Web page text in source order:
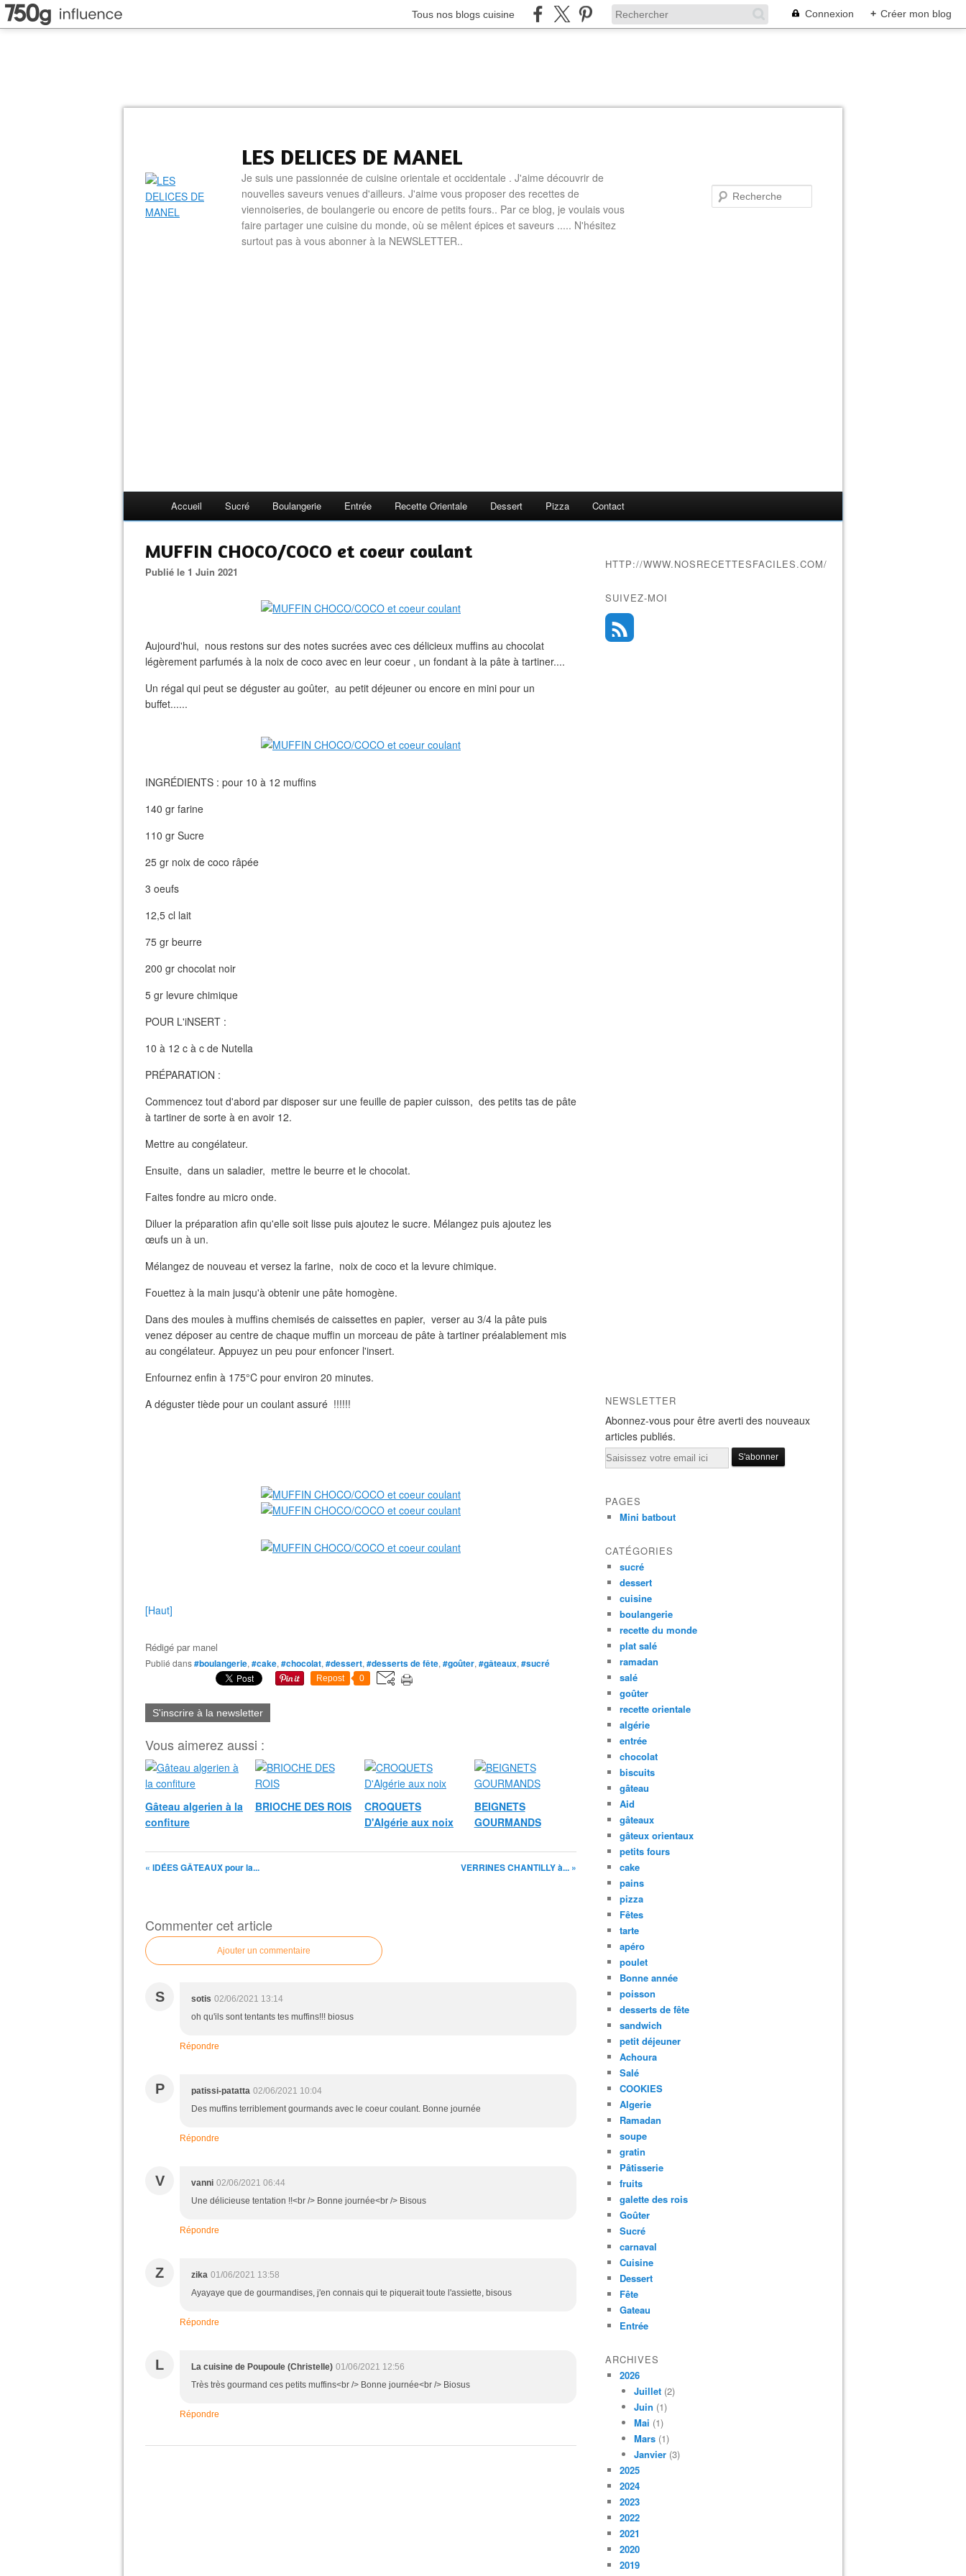
Tous nos blogs cuisine Connexion + Créer mon blog
LES DELICES DE MANEL
Je suis une passionnée de cuisine orientale et occidentale . J'aime découvrir de
nouvelles saveurs venues d'ailleurs. J'aime vous proposer des recettes de
viennoiseries, de boulangerie ou encore de petits fours.. Par ce blog, je voulais vous
faire partager une cuisine du monde, où se mêlent épices et saveurs ..... N'hésitez
surtout pas à vous abonner à la NEWSLETTER..
Accueil Sucré Boulangerie Entrée Recette Orientale Dessert Pizza Contact
MUFFIN CHOCO/COCO et coeur coulant
Publié le 1 Juin 2021
Aujourd'hui, nous restons sur des notes sucrées avec ces délicieux muffins au chocolat
légèrement parfumés à la noix de coco avec en leur coeur , un fondant à la pâte à tartiner....
Un régal qui peut se déguster au goûter, au petit déjeuner ou encore en mini pour un
buffet......
INGRÉDIENTS : pour 10 à 12 muffins
140 gr farine
110 gr Sucre
25 gr noix de coco râpée
3 oeufs
12,5 cl lait
75 gr beurre
200 gr chocolat noir
5 gr levure chimique
POUR L'iNSERT :
10 à 12 c à c de Nutella
PRÉPARATION :
Commencez tout d'abord par disposer sur une feuille de papier cuisson, des petits tas de pâte
à tartiner de sorte à en avoir 12.
Mettre au congélateur.
Ensuite, dans un saladier, mettre le beurre et le chocolat.
Faites fondre au micro onde.
Diluer la préparation afin qu'elle soit lisse puis ajoutez le sucre. Mélangez puis ajoutez les
œufs un à un.
Mélangez de nouveau et versez la farine, noix de coco et la levure chimique.
Fouettez à la main jusqu'à obtenir une pâte homogène.
Dans des moules à muffins chemisés de caissettes en papier, verser au 3/4 la pâte puis
venez déposer au centre de chaque muffin un morceau de pâte à tartiner préalablement mis
au congélateur. Appuyez un peu pour enfoncer l'insert.
Enfournez enfin à 175°C pour environ 20 minutes.
A déguster tiède pour un coulant assuré !!!!!!
[Haut]
Rédigé par manel
Publié dans#boulangerie, #cake, #chocolat, #dessert, #desserts de fête, #goûter, #gâteaux, #sucré
Repost 0
S'inscrire à la newsletter
Vous aimerez aussi :
Gâteau algerien à la
confiture
BRIOCHE DES ROIS
CROQUETS
D'Algérie aux noix
BEIGNETS
GOURMANDS
« IDÉES GÂTEAUX pour la... VERRINES CHANTILLY à... »
Commenter cet article
Ajouter un commentaire
S sotis 02/06/2021 13:14
oh qu'ils sont tentants tes muffins!!! biosus
Répondre
P patissi-patatta 02/06/2021 10:04
Des muffins terriblement gourmands avec le coeur coulant. Bonne journée
Répondre
V vanni 02/06/2021 06:44
Une délicieuse tentation !!<br /> Bonne journée<br /> Bisous
Répondre
Z zika 01/06/2021 13:58
Ayayaye que de gourmandises, j'en connais qui te piquerait toute l'assiette, bisous
Répondre
L La cuisine de Poupoule (Christelle) 01/06/2021 12:56
Très très gourmand ces petits muffins<br /> Bonne journée<br /> Biosus
Répondre
HTTP://WWW.NOSRECETTESFACILES.COM/
SUIVEZ-MOI
NEWSLETTER
Abonnez-vous pour être averti des nouveaux
articles publiés.
Email
PAGES
Mini batbout
CATÉGORIES
sucré
dessert
cuisine
boulangerie
recette du monde
plat salé
ramadan
salé
goûter
recette orientale
algérie
entrée
chocolat
biscuits
gâteau
Aid
gâteaux
gâteux orientaux
petits fours
cake
pains
pizza
Fêtes
tarte
apéro
poulet
Bonne année
poisson
desserts de fête
sandwich
petit déjeuner
Achoura
Salé
COOKIES
Algerie
Ramadan
soupe
gratin
Pâtisserie
fruits
galette des rois
Goûter
Sucré
carnaval
Cuisine
Dessert
Fête
Gateau
Entrée
ARCHIVES
2026
Juillet (2)
Juin (1)
Mai (1)
Mars (1)
Janvier (3)
2025
2024
2023
2022
2021
2020
2019